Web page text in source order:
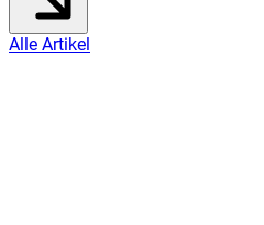
Alle Artikel